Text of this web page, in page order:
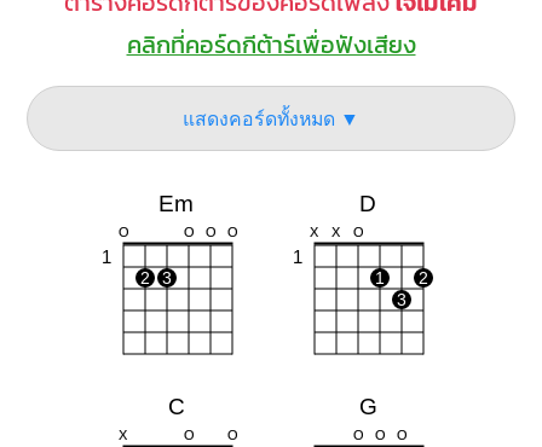
คลิกที่คอร์ดกีต้าร์เพื่อฟังเสียง
แสดงคอร์ดทั้งหมด ▼
Em
O O O O
1
2 3
D
X X O
1
1
2
3
C
X O O
G
O O O